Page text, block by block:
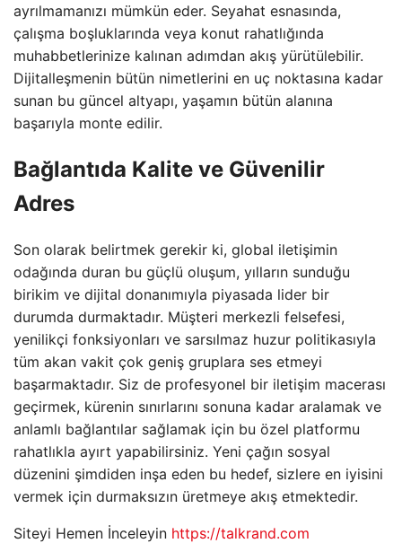
ayrılmamanızı mümkün eder. Seyahat esnasında,
çalışma boşluklarında veya konut rahatlığında
muhabbetlerinize kalınan adımdan akış yürütülebilir.
Dijitalleşmenin bütün nimetlerini en uç noktasına kadar
sunan bu güncel altyapı, yaşamın bütün alanına
başarıyla monte edilir.
Bağlantıda Kalite ve Güvenilir
Adres
Son olarak belirtmek gerekir ki, global iletişimin
odağında duran bu güçlü oluşum, yılların sunduğu
birikim ve dijital donanımıyla piyasada lider bir
durumda durmaktadır. Müşteri merkezli felsefesi,
yenilikçi fonksiyonları ve sarsılmaz huzur politikasıyla
tüm akan vakit çok geniş gruplara ses etmeyi
başarmaktadır. Siz de profesyonel bir iletişim macerası
geçirmek, kürenin sınırlarını sonuna kadar aralamak ve
anlamlı bağlantılar sağlamak için bu özel platformu
rahatlıkla ayırt yapabilirsiniz. Yeni çağın sosyal
düzenini şimdiden inşa eden bu hedef, sizlere en iyisini
vermek için durmaksızın üretmeye akış etmektedir.
Siteyi Hemen İnceleyin https://talkrand.com